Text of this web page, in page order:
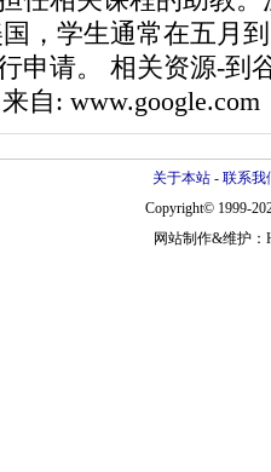
，学生通常在五月
申请。 相关资源-到
自: www.google.com
关于本站 - 联系我
Copyright© 1999-
网站制作&维护